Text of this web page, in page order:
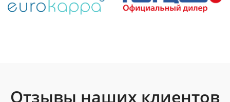
Отзывы наших клиентов